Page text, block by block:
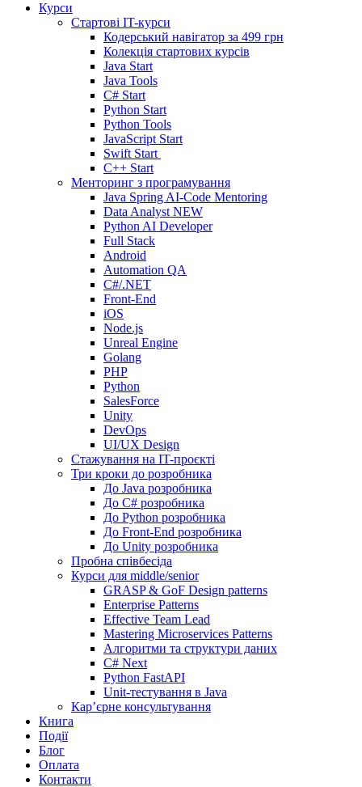
Курси
Стартові IT-курси
Кодерський навігатор за 499 грн
Колекція стартових курсів
Java Start
Java Tools
C# Start
Python Start
Python Tools
JavaScript Start
Swift Start
C++ Start
Менторинг з програмування
Java Spring AI-Code Mentoring
Data Analyst NEW
Python AI Developer
Full Stack
Android
Automation QA
C#/.NET
Front-End
iOS
Node.js
Unreal Engine
Golang
PHP
Python
SalesForce
Unity
DevOps
UI/UX Design
Стажування на IT-проєкті
Три кроки до розробника
До Java розробника
До C# розробника
До Python розробника
До Front-End розробника
До Unity розробника
Пробна співбесіда
Курси для middle/senior
GRASP & GoF Design patterns
Enterprise Patterns
Effective Team Lead
Mastering Microservices Patterns
Алгоритми та структури даних
C# Next
Python FastAPI
Unit-тестування в Java
Кар’єрне консультування
Книга
Події
Блог
Оплата
Контакти